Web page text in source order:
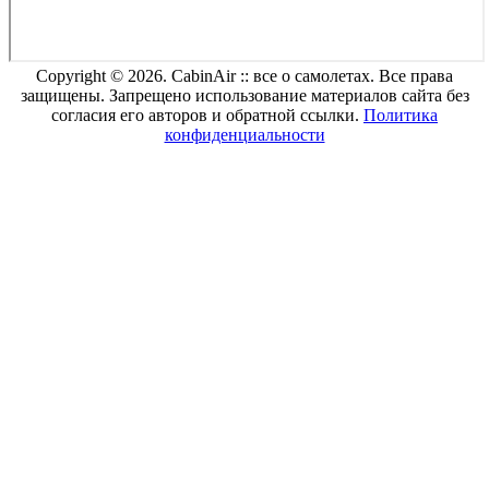
Copyright © 2026. CabinAir :: все о самолетах. Все права
защищены. Запрещено использование материалов сайта без
согласия его авторов и обратной ссылки. Политика
конфиденциальности